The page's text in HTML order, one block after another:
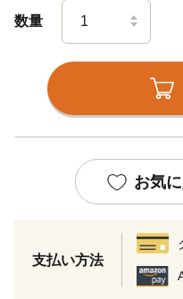
数量
お気
支払い方法